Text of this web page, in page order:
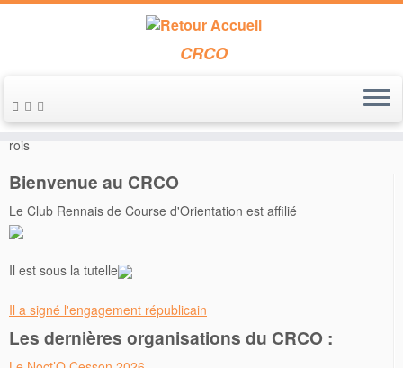
Passer
au
contenu
CRCO
Accueil » Entraînements » 1er entraînement 2022 et galette des
rois
Bienvenue au CRCO
Le Club Rennais de Course d'Orientation est affilié
Il est sous la tutelle
Il a signé l'engagement républicain
Les dernières organisations du CRCO :